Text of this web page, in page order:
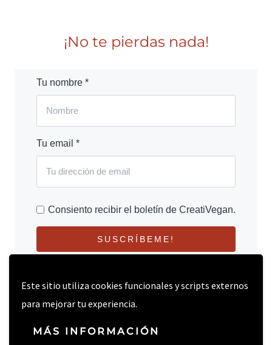
Este sitio utiliza cookies funcionales y scripts externos
para mejorar tu experiencia.
MÁS INFORMACIÓN
¡No te pierdas nada!
Tu nombre *
Tu email *
Consiento recibir el boletín de CreatiVegan.
SUSCRÍBEME!